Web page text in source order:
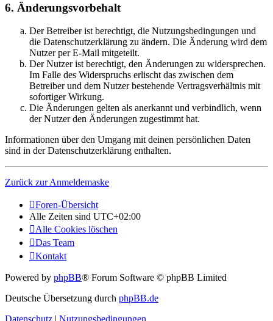
6. Änderungsvorbehalt
Der Betreiber ist berechtigt, die Nutzungsbedingungen und
die Datenschutzerklärung zu ändern. Die Änderung wird dem
Nutzer per E-Mail mitgeteilt.
Der Nutzer ist berechtigt, den Änderungen zu widersprechen.
Im Falle des Widerspruchs erlischt das zwischen dem
Betreiber und dem Nutzer bestehende Vertragsverhältnis mit
sofortiger Wirkung.
Die Änderungen gelten als anerkannt und verbindlich, wenn
der Nutzer den Änderungen zugestimmt hat.
Informationen über den Umgang mit deinen persönlichen Daten
sind in der Datenschutzerklärung enthalten.
Zurück zur Anmeldemaske
Foren-Übersicht
Alle Zeiten sind UTC+02:00
Alle Cookies löschen
Das Team
Kontakt
Powered by phpBB® Forum Software © phpBB Limited
Deutsche Übersetzung durch phpBB.de